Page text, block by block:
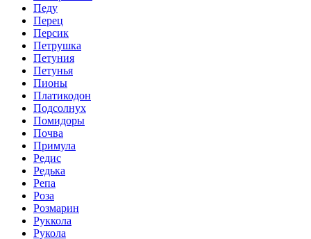
Педу
Перец
Персик
Петрушка
Петуния
Петунья
Пионы
Платикодон
Подсолнух
Помидоры
Почва
Примула
Редис
Редька
Репа
Роза
Розмарин
Руккола
Рукола